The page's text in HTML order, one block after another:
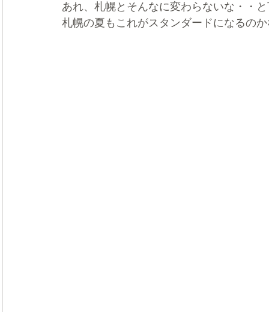
あれ、札幌とそんなに変わらないな・・
札幌の夏もこれがスタンダードになるの